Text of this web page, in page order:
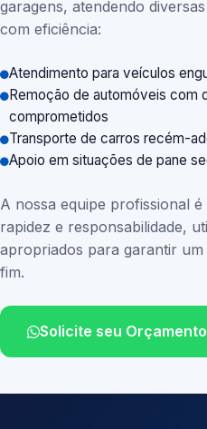
garagens, atendendo
com eficiência:
Atendimento para veículos
Remoção de automóveis com
comprometidos
Transporte de carros recém-
Apoio em situações de pane
A nossa equipe profissional
rapidez e responsabilidade,
apropriados para garantir
fim.
Solicite seu Orçamento